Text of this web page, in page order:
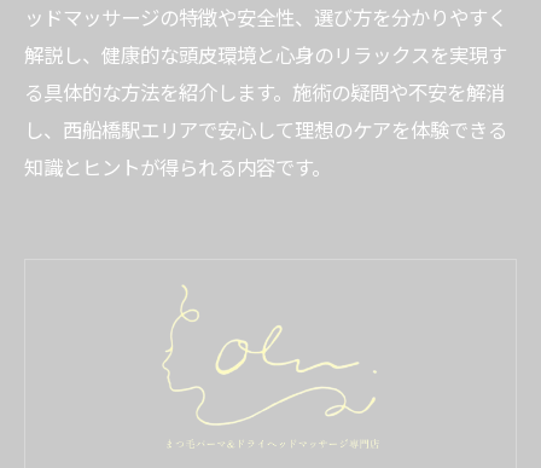
ッドマッサージの特徴や安全性、選び方を分かりやすく
解説し、健康的な頭皮環境と心身のリラックスを実現す
る具体的な方法を紹介します。施術の疑問や不安を解消
し、西船橋駅エリアで安心して理想のケアを体験できる
知識とヒントが得られる内容です。